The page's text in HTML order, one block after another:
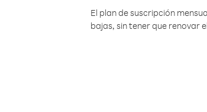
El plan de suscripción
bajas, sin tener que renovar